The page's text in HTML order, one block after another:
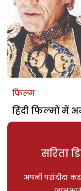
फिल्म
हिंदी फिल्मों में
सरिता
अपनी पसंदीदा